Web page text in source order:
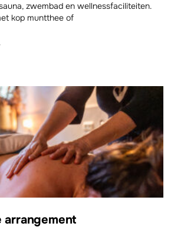
zwembad en wellnessfaciliteiten.
kop muntthee of
arrangement